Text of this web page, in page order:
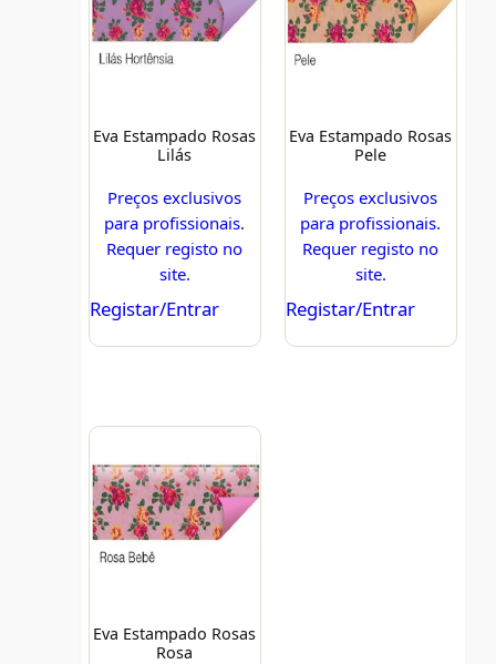
Eva Estampado Rosas
Lilás
Preços exclusivos
para profissionais.
Requer registo no
site.
Registar/Entrar
Eva Estampado Rosas
Pele
Preços exclusivos
para profissionais.
Requer registo no
site.
Registar/Entrar
Eva Estampado Rosas
Rosa